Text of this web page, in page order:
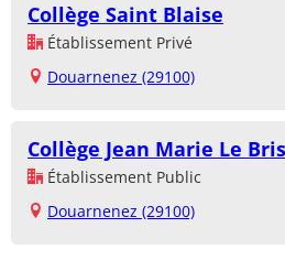
Collège Saint Blaise
Établissement Privé
Douarnenez (29100)
Collège Jean Marie Le Bris
Établissement Public
Douarnenez (29100)